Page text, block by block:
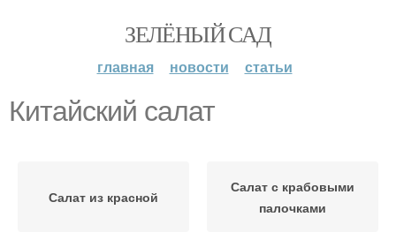
ЗЕЛЁНЫЙ САД
главная новости статьи
Китайский салат
Салат из красной
Салат с крабовыми
палочками